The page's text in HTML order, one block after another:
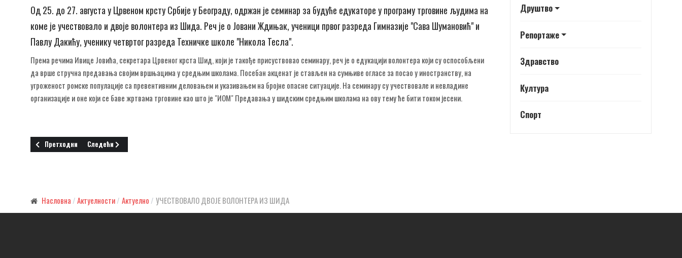
Од 25. до 27. августа у Црвеном крсту Србије у Београду, одржан је семинар за будуће едукаторе у програму трговине људима на
коме је учествовало и двоје волонтера из Шида. Реч је о Јовани Ждињак, ученици првог разреда Гимназије "Сава Шумановић" и
Павлу Дакићу, ученику четвртог разреда Техничке школе "Никола Тесла".
Према речима Ивице Јовића, секретара Црвеног крста Шид, који је такође присуствовао семинару, реч је о едукацији волонтера који су оспособљени
да врше стручна предавања својим вршњацима у средњим школама. Посебан акценат је стављен на сумњиве огласе за посао у иностранству, на
угроженост ромске популације са превентивним деловањем и указивањем на бројне опасне ситуације. На семинару су учествовале и невладине
организације и оне који се баве жртвама трговине као што је "ИОМ" Предавања у шидским средњим школама на ову тему ће бити током јесени.
Претходни чланак: СРЕЂИВАЊЕ ПУТЕВА И ГРОБЉА
Претходни Следећи чланак: ИКОНА ЗА ЈУБИЛЕЈ
Следећи
Друштво
Репортаже
Здравство
Култура
Спорт
Насловна Актуелности Актуелно УЧЕСТВОВАЛО ДВОЈЕ ВОЛОНТЕРА ИЗ ШИДА